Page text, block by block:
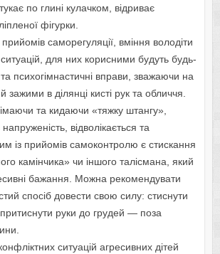
по глині кулачком, відриває
фігурки.
саморегуляції, вміння володіти
для них корисними будуть будь-
та психогімнастичні вправи, зважаючи на
зажими в ділянці кисті рук та обличчя.
та кидаючи «тяжку штангу»,
відволікається та
із прийомів самоконтролю є стискання
камінчика» чи іншого талісмана, який
бажання. Можна рекомендувати
спосіб довести свою силу: стиснути
притиснути руки до грудей — поза
ситуацій агресивних дітей